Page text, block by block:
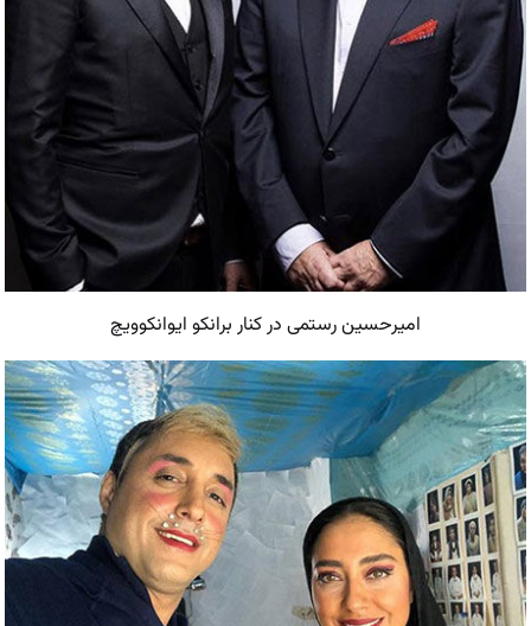
امیرحسین رستمی در کنار برانکو ایوانکوویچ